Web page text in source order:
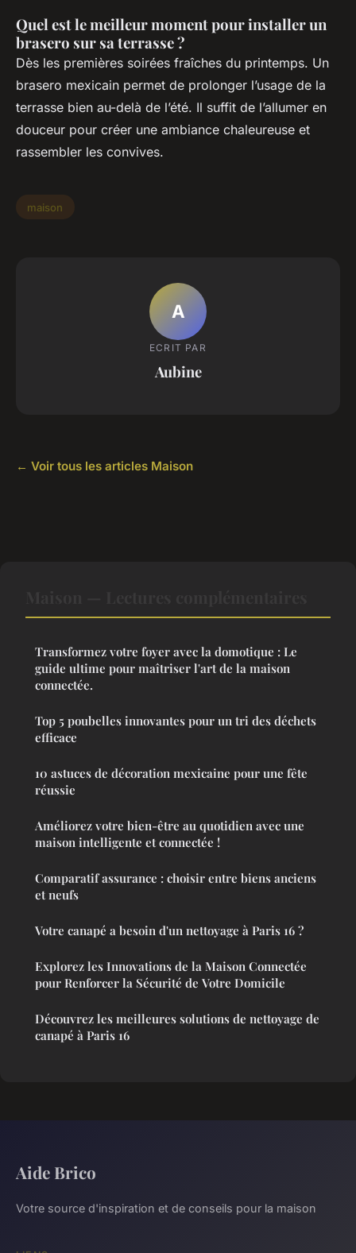
Quel est le meilleur moment pour installer un
brasero sur sa terrasse ?
Dès les premières soirées fraîches du printemps. Un
brasero mexicain permet de prolonger l’usage de la
terrasse bien au-delà de l’été. Il suffit de l’allumer en
douceur pour créer une ambiance chaleureuse et
rassembler les convives.
maison
A
ECRIT PAR
Aubine
← Voir tous les articles Maison
Transformez votre foyer avec la domotique : Le
guide ultime pour maîtriser l'art de la maison
connectée.
Top 5 poubelles innovantes pour un tri des déchets
efficace
10 astuces de décoration mexicaine pour une fête
réussie
Améliorez votre bien-être au quotidien avec une
maison intelligente et connectée !
Comparatif assurance : choisir entre biens anciens
et neufs
Votre canapé a besoin d'un nettoyage à Paris 16 ?
Explorez les Innovations de la Maison Connectée
pour Renforcer la Sécurité de Votre Domicile
Découvrez les meilleures solutions de nettoyage de
canapé à Paris 16
Aide Brico
Votre source d'inspiration et de conseils pour la maison